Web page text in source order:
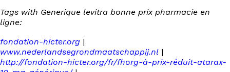
Tags with Generique levitra bonne prix pharmacie en
ligne:
fondation-hicter.org |
www.nederlandsegrondmaatschappij.nl |
http://fondation-hicter.org/fr/fhorg-à-prix-réduit-atarax-